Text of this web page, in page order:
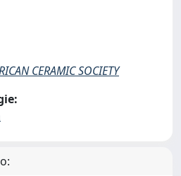
CERAMIC SOCIETY